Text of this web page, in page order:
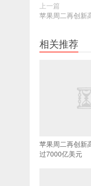
上一篇
苹果周二再创新
相关推荐
苹果周二再创新
过7000亿美元